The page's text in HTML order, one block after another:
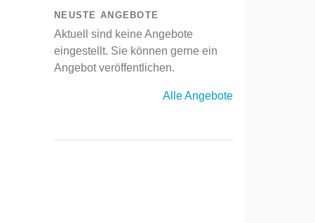
NEUSTE ANGEBOTE
Aktuell sind keine Angebote
eingestellt. Sie können gerne ein
Angebot veröffentlichen.
Alle Angebote